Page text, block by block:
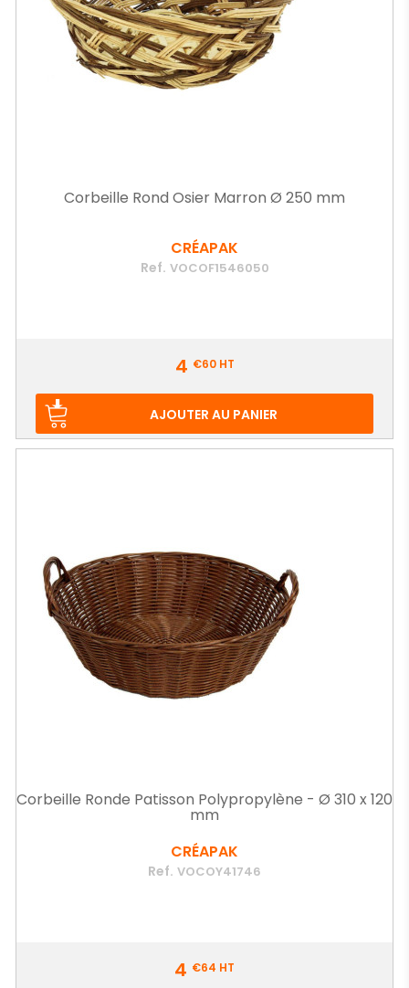
Corbeille Rond Osier Marron Ø 250 mm
CRÉAPAK
Ref. VOCOF1546050
4 €60HT
AJOUTER AU PANIER
Corbeille Ronde Patisson Polypropylène - Ø 310 x 120
mm
CRÉAPAK
Ref. VOCOY41746
4 €64 HT